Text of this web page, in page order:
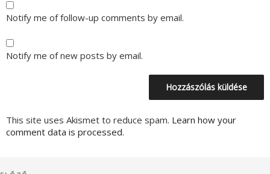
Notify me of follow-up comments by email.
Notify me of new posts by email.
This site uses Akismet to reduce spam. Learn how your
comment data is processed.